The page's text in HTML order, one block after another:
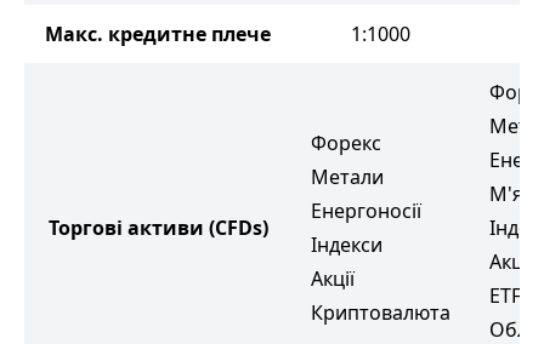
Макс. кредитне плече 1:1000
Торгові активи (CFDs)
Форекс
Метали
Енергоносії
Індекси
Акції
Криптовалюта
Акції
ETF